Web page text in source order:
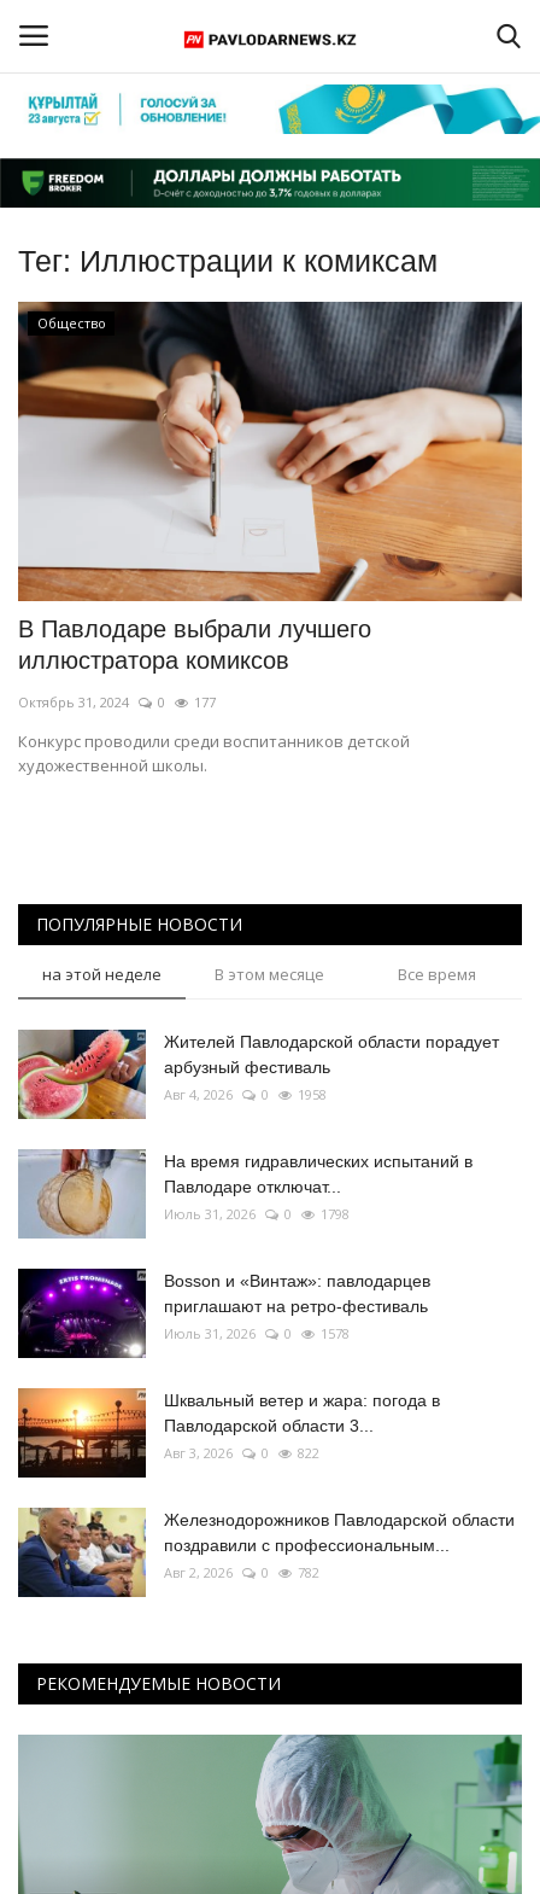
Регистрация
Главная
Обратная связь
ПАВЛОДАРСКАЯ ОБЛАСТЬ
КАЗАХСТАН
СПОРТ
Чек-лист
РАЗВЛЕЧЕНИЯ
OFFICIAL
Қазақша Русский
Тег: Иллюстрации к комиксам
Общество
В Павлодаре выбрали лучшего
иллюстратора комиксов
Октябрь 31, 2024 0 177
Конкурс проводили среди воспитанников детской
художественной школы.
ПОПУЛЯРНЫЕ НОВОСТИ
на этой неделе В этом месяце Все время
Жителей Павлодарской области порадует
арбузный фестиваль
Авг 4, 2026 0 1958
На время гидравлических испытаний в
Павлодаре отключат...
Июль 31, 2026 0 1798
Bosson и «Винтаж»: павлодарцев
приглашают на ретро-фестиваль
Июль 31, 2026 0 1578
Шквальный ветер и жара: погода в
Павлодарской области 3...
Авг 3, 2026 0 822
Железнодорожников Павлодарской области
поздравили с профессиональным...
Авг 2, 2026 0 782
РЕКОМЕНДУЕМЫЕ НОВОСТИ